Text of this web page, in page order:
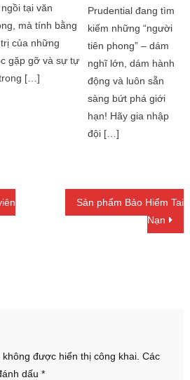
tại văn
mà tính bằng
của những
gặp gỡ và sự tự
[…]
Prudential đang tìm
kiếm những “người
tiên phong” – dám
nghĩ lớn, dám hành
động và luôn sẵn
sàng bứt phá giới
hạn! Hãy gia nhập
đội […]
viết
Sản phẩm Bảo Hiểm Tai
Nạn
được hiển thị công khai. Các
dấu *